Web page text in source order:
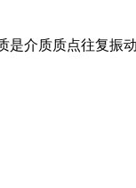
介质质点往复